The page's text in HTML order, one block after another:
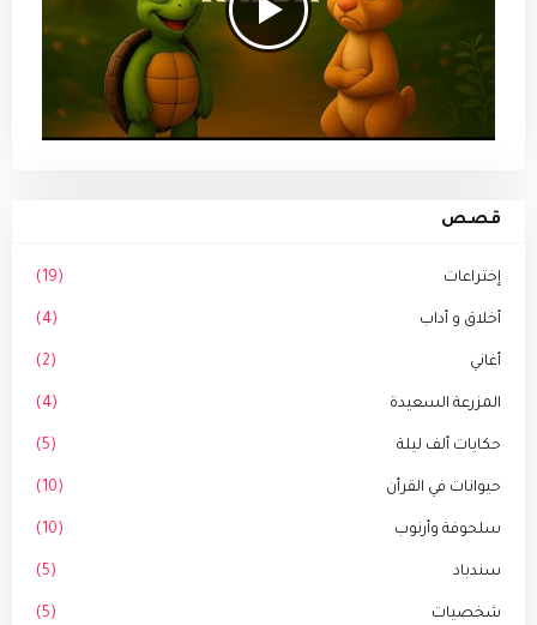
قصص
إختراعات (19)
أخلاق و أداب (4)
أغاني (2)
المزرعة السعيدة (4)
حكايات ألف ليلة (5)
حيوانات في القرأن (10)
سلحوفة وأرنوب (10)
سندباد (5)
شخصيات (5)